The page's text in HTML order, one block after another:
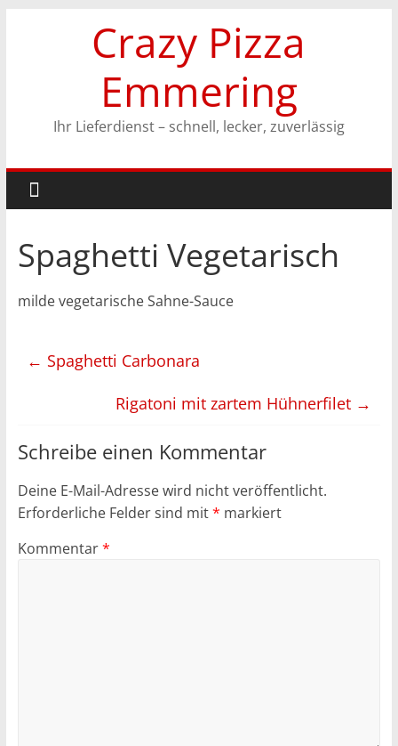
Crazy Pizza
Emmering
Ihr Lieferdienst – schnell, lecker, zuverlässig
Spaghetti Vegetarisch
milde vegetarische Sahne-Sauce
← Spaghetti Carbonara
Rigatoni mit zartem Hühnerfilet →
Schreibe einen Kommentar
Deine E-Mail-Adresse wird nicht veröffentlicht.
Erforderliche Felder sind mit* markiert
Kommentar*